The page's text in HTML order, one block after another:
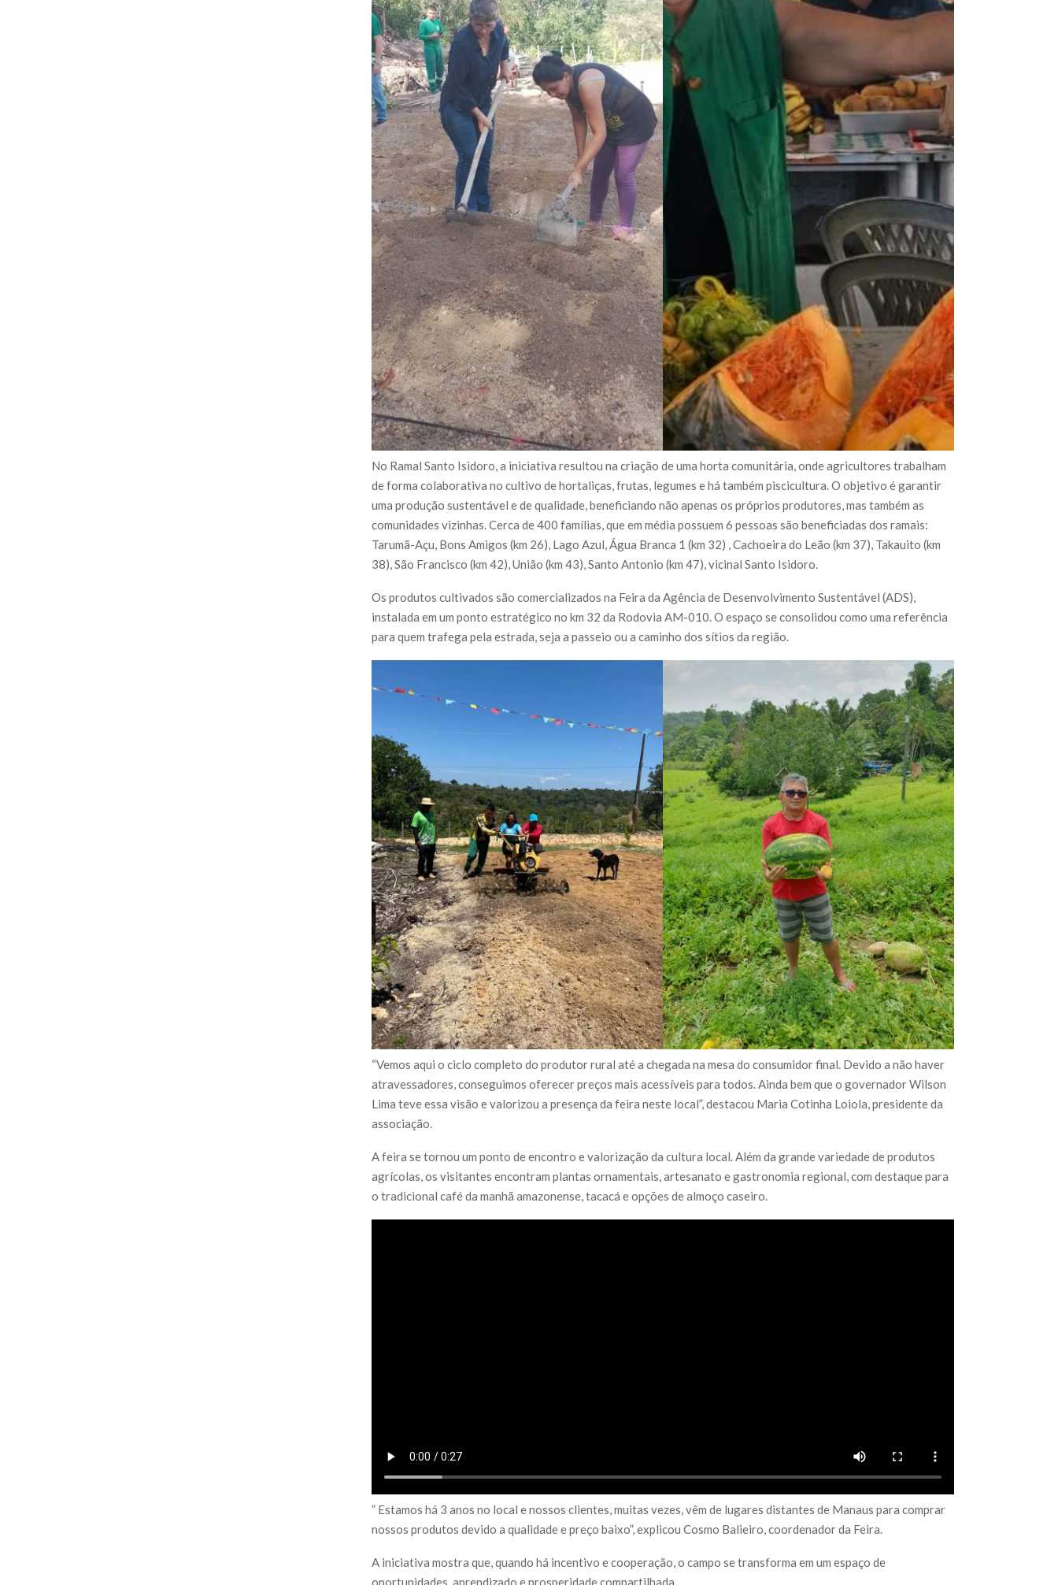
No Ramal Santo Isidoro, a iniciativa resultou na criação de uma horta comunitária, onde agricultores trabalham
de forma colaborativa no cultivo de hortaliças, frutas, legumes e há também piscicultura. O objetivo é garantir
uma produção sustentável e de qualidade, beneficiando não apenas os próprios produtores, mas também as
comunidades vizinhas. Cerca de 400 famílias, que em média possuem 6 pessoas são beneficiadas dos ramais:
Tarumã-Açu, Bons Amigos (km 26), Lago Azul, Água Branca 1 (km 32) , Cachoeira do Leão (km 37), Takauito (km
38), São Francisco (km 42), União (km 43), Santo Antonio (km 47), vicinal Santo Isidoro.
Os produtos cultivados são comercializados na Feira da Agência de Desenvolvimento Sustentável (ADS),
instalada em um ponto estratégico no km 32 da Rodovia AM-010. O espaço se consolidou como uma referência
para quem trafega pela estrada, seja a passeio ou a caminho dos sítios da região.
“Vemos aqui o ciclo completo do produtor rural até a chegada na mesa do consumidor final. Devido a não haver
atravessadores, conseguimos oferecer preços mais acessíveis para todos. Ainda bem que o governador Wilson
Lima teve essa visão e valorizou a presença da feira neste local”, destacou Maria Cotinha Loiola, presidente da
associação.
A feira se tornou um ponto de encontro e valorização da cultura local. Além da grande variedade de produtos
agrícolas, os visitantes encontram plantas ornamentais, artesanato e gastronomia regional, com destaque para
o tradicional café da manhã amazonense, tacacá e opções de almoço caseiro.
” Estamos há 3 anos no local e nossos clientes, muitas vezes, vêm de lugares distantes de Manaus para comprar
nossos produtos devido a qualidade e preço baixo”, explicou Cosmo Balieiro, coordenador da Feira.
A iniciativa mostra que, quando há incentivo e cooperação, o campo se transforma em um espaço de
oportunidades, aprendizado e prosperidade compartilhada.